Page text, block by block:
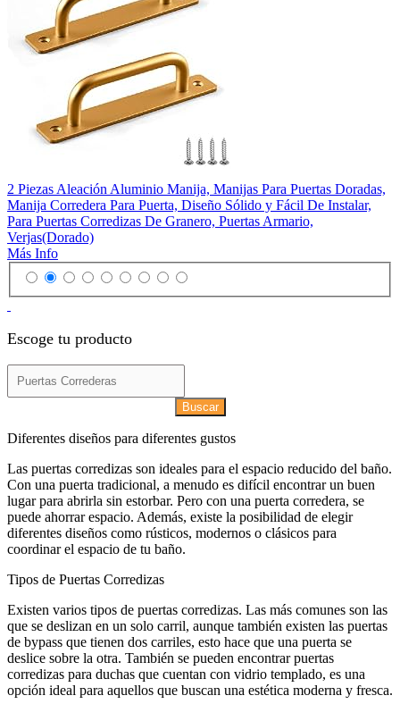
2 Piezas Aleación Aluminio Manija, Manijas Para Puertas Doradas,
Manija Corredera Para Puerta, Diseño Sólido y Fácil De Instalar,
Para Puertas Corredizas De Granero, Puertas Armario,
Verjas(Dorado)
Más Info
Escoge tu producto
Buscar
Diferentes diseños para diferentes gustos
Las puertas corredizas son ideales para el espacio reducido del baño.
Con una puerta tradicional, a menudo es difícil encontrar un buen
lugar para abrirla sin estorbar. Pero con una puerta corredera, se
puede ahorrar espacio. Además, existe la posibilidad de elegir
diferentes diseños como rústicos, modernos o clásicos para
coordinar el espacio de tu baño.
Tipos de Puertas Corredizas
Existen varios tipos de puertas corredizas. Las más comunes son las
que se deslizan en un solo carril, aunque también existen las puertas
de bypass que tienen dos carriles, esto hace que una puerta se
deslice sobre la otra. También se pueden encontrar puertas
corredizas para duchas que cuentan con vidrio templado, es una
opción ideal para aquellos que buscan una estética moderna y fresca.